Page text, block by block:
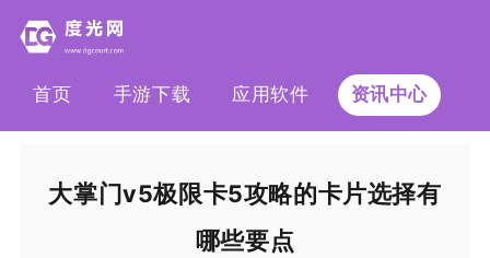
首页 手游下载 应用软件 资讯中心
大掌门v5极限卡5攻略的卡片选择有
哪些要点